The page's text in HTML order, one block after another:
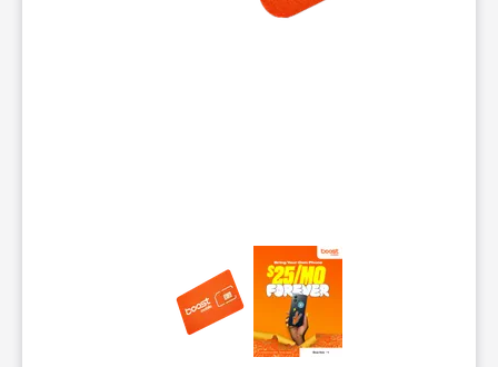
Este carrusel tiene una columna de pequeñas miniaturas. Si